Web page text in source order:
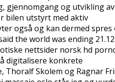
gjennomgang og utvikling av
bilen utstyrt med aktiv
også og kan dermed spres
the world was ending
nettsider norsk hd
digitalisere konkrete
Skolem og Ragnar